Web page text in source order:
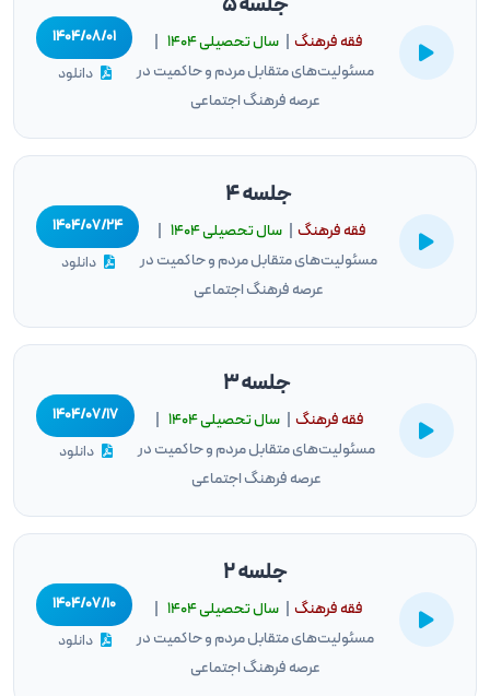
فقه فرهنگ |سال تحصيلى ۱۴۰۴
مسئولیت‌های متقابل مردم و حاکمیت در
عرصه فرهنگ اجتماعی
۱۴۰۴/۰۸/۰۱
دانلود
جلسه 4
فقه فرهنگ |سال تحصيلى ۱۴۰۴
مسئولیت‌های متقابل مردم و حاکمیت در
عرصه فرهنگ اجتماعی
۱۴۰۴/۰۷/۲۴
دانلود
جلسه 3
فقه فرهنگ |سال تحصيلى ۱۴۰۴
مسئولیت‌های متقابل مردم و حاکمیت در
عرصه فرهنگ اجتماعی
۱۴۰۴/۰۷/۱۷
دانلود
جلسه 2
فقه فرهنگ |سال تحصيلى ۱۴۰۴
مسئولیت‌های متقابل مردم و حاکمیت در
عرصه فرهنگ اجتماعی
۱۴۰۴/۰۷/۱۰
دانلود